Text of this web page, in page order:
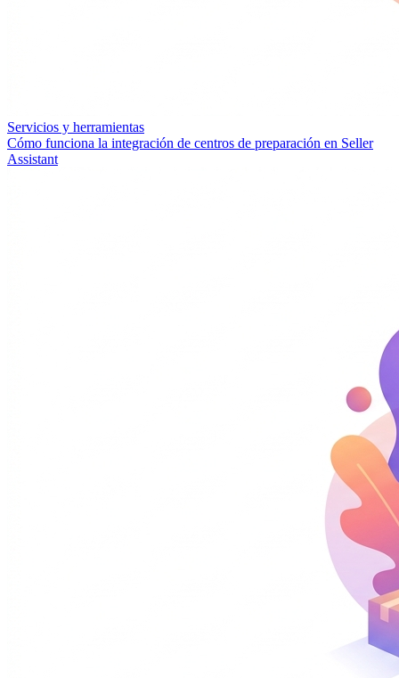
Servicios y herramientas
Cómo funciona la integración de centros de preparación en Seller
Assistant